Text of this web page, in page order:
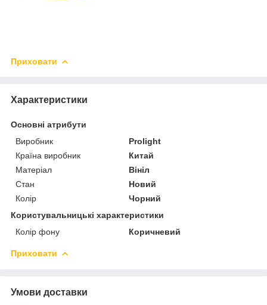
Приховати
Характеристики
Основні атрибути
Виробник
Prolight
Країна виробник
Китай
Матеріал
Вініл
Стан
Новий
Колір
Чорний
Користувальницькі характеристики
Колір фону
Коричневий
Приховати
Умови доставки